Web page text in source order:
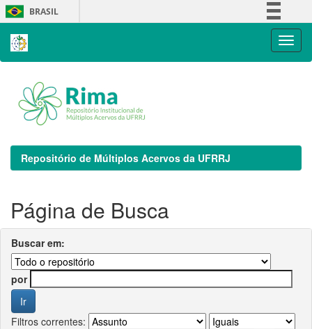
Skip
navigation
BRASIL
Repositório de Múltiplos Acervos da UFRRJ
Página de Busca
Buscar em:
por
Filtros correntes: